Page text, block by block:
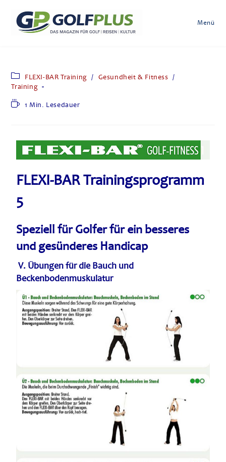
Menü
FLEXI-BAR Training / Gesundheit & Fitness /
Training
1 Min. Lesedauer
FLEXI-BAR Trainingsprogramm
5
Speziell für Golferfür ein besseres
und gesünderes Handicap
V. Übungen für die Bauch und
Beckenbodenmuskulatur